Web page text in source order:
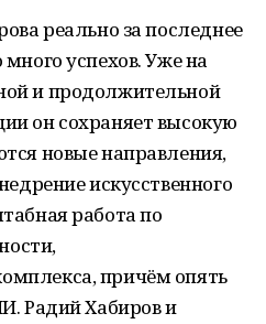
реально за последнее
успехов. Уже на
и продолжительной
он сохраняет высокую
новые направления,
искусственного
работа по
причём опять
Радий Хабиров и